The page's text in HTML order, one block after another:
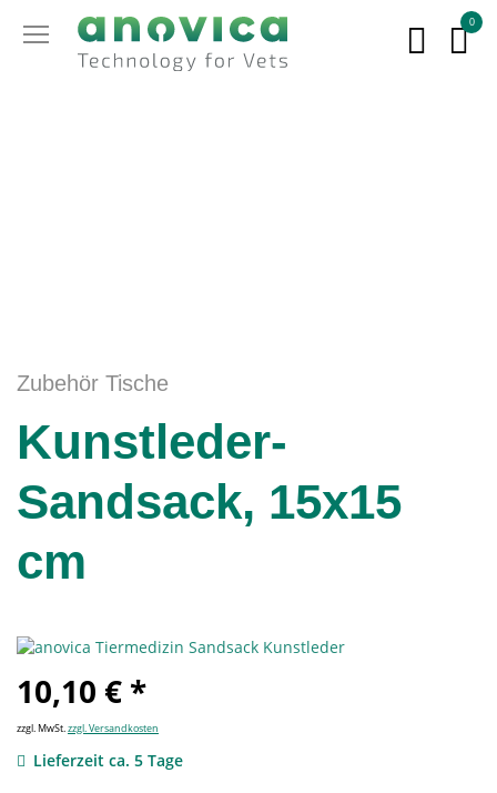
0
Zubehör Tische
Kunstleder-
Sandsack, 15x15
cm
10,10 € *
zzgl. MwSt.zzgl. Versandkosten
Lieferzeit ca. 5 Tage